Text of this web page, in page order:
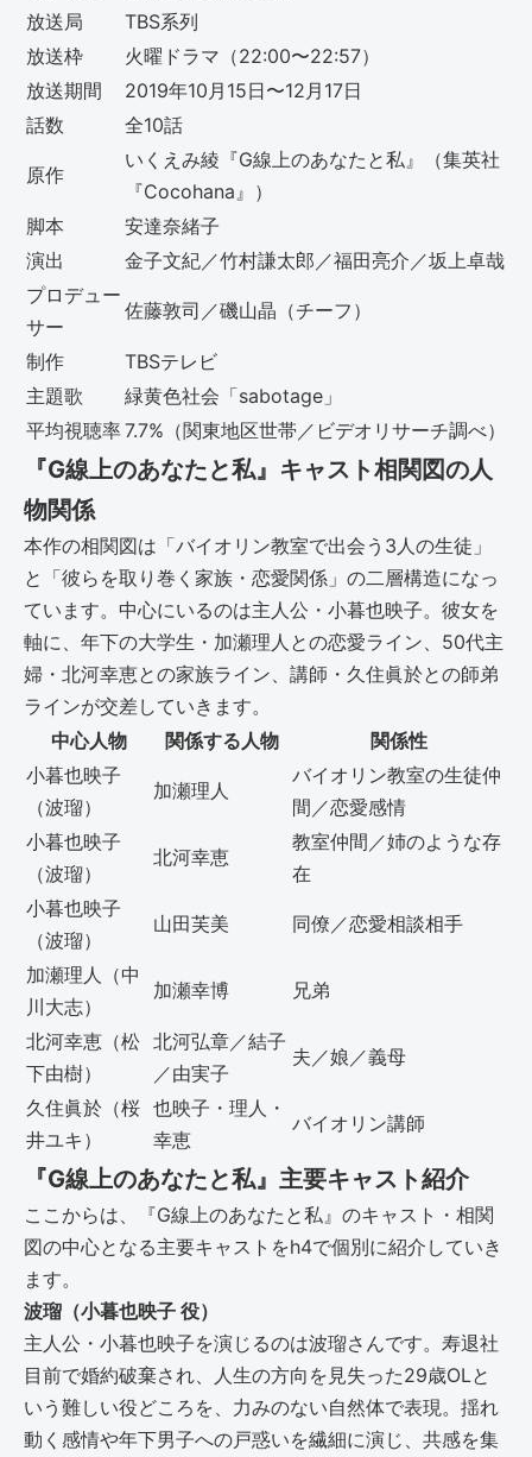
放送局
TBS系列
放送枠
火曜ドラマ（22:00〜22:57）
放送期間
2019年10月15日〜12月17日
話数
全10話
原作
いくえみ綾『G線上のあなたと私』（集英社
『Cocohana』）
脚本
安達奈緒子
演出
金子文紀／竹村謙太郎／福田亮介／坂上卓哉
プロデュー
サー
佐藤敦司／磯山晶（チーフ）
制作
TBSテレビ
主題歌
緑黄色社会「sabotage」
平均視聴率7.7%（関東地区世帯／ビデオリサーチ調べ）
『G線上のあなたと私』キャスト相関図の人
物関係
本作の相関図は「バイオリン教室で出会う3人の生徒」
と「彼らを取り巻く家族・恋愛関係」の二層構造になっ
ています。中心にいるのは主人公・小暮也映子。彼女を
軸に、年下の大学生・加瀬理人との恋愛ライン、50代主
婦・北河幸恵との家族ライン、講師・久住眞於との師弟
ラインが交差していきます。
中心人物
関係する人物
関係性
小暮也映子
（波瑠）
加瀬理人
バイオリン教室の生徒仲
間／恋愛感情
小暮也映子
（波瑠）
北河幸恵
教室仲間／姉のような存
在
小暮也映子
（波瑠）
山田芙美 同僚／恋愛相談相手
加瀬理人（中
川大志）
加瀬幸博 兄弟
北河幸恵（松
下由樹）
北河弘章／結子
／由実子
夫／娘／義母
久住眞於（桜
井ユキ）
也映子・理人・
幸恵
バイオリン講師
『G線上のあなたと私』主要キャスト紹介
ここからは、『G線上のあなたと私』のキャスト・相関
図の中心となる主要キャストをh4で個別に紹介していき
ます。
波瑠（小暮也映子 役）
主人公・小暮也映子を演じるのは波瑠さんです。寿退社
目前で婚約破棄され、人生の方向を見失った29歳OLと
いう難しい役どころを、力みのない自然体で表現。揺れ
動く感情や年下男子への戸惑いを繊細に演じ、共感を集